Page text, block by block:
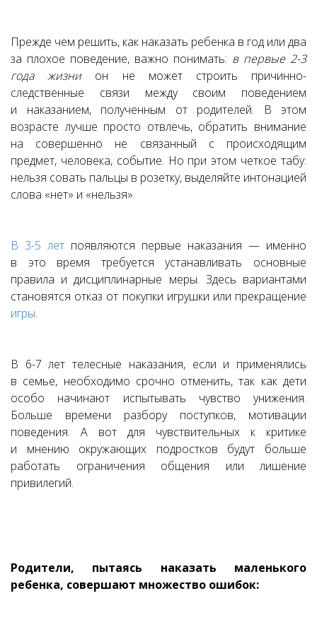
Прежде чем решить, как наказать ребенка в год или два
за плохое поведение, важно понимать: в первые 2-3
года жизнион не может строить причинно-
следственные связи между своим поведением
и наказанием, полученным от родителей. В этом
возрасте лучше просто отвлечь, обратить внимание
на совершенно не связанный с происходящим
предмет, человека, событие. Но при этом четкое табу:
нельзя совать пальцы в розетку, выделяйте интонацией
слова «нет» и «нельзя».
В 3-5 лет появляются первые наказания — именно
в это время требуется устанавливать основные
правила и дисциплинарные меры. Здесь вариантами
становятся отказ от покупки игрушки или прекращение
игры.
В 6-7 лет телесные наказания, если и применялись
в семье, необходимо срочно отменить, так как дети
особо начинают испытывать чувство унижения.
Больше времени разбору поступков, мотивации
поведения. А вот для чувствительных к критике
и мнению окружающих подростков будут больше
работать ограничения общения или лишение
привилегий.
Родители, пытаясь наказать маленького
ребенка, совершают множество ошибок: